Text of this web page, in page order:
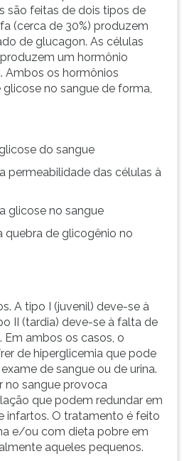
são feitas de dois tipos de
(cerca de 30%) produzem
de glucagon. As células
um hormônio
Ambos os hormônios
no sangue de forma,
do sangue
permeabilidade das células à
glicose no sangue
quebra de glicogênio no
A tipo I (juvenil) deve-se à
II (tardia) deve-se à falta de
Em ambos os casos, o
de hiperglicemia que pode
de sangue ou de urina.
no sangue provoca
que podem redundar em
infartos. O tratamento é feito
e/ou com dieta pobre em
aqueles pequenos.